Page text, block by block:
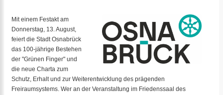
Mit einem Festakt am
Donnerstag, 13. August,
feiert die Stadt Osnabrück
das 100-jährige Bestehen
der "Grünen Finger" und
die neue Charta zum
Schutz, Erhalt und zur Weiterentwicklung des prägenden
Freiraumsystems. Wer an der Veranstaltung im Friedenssaal des